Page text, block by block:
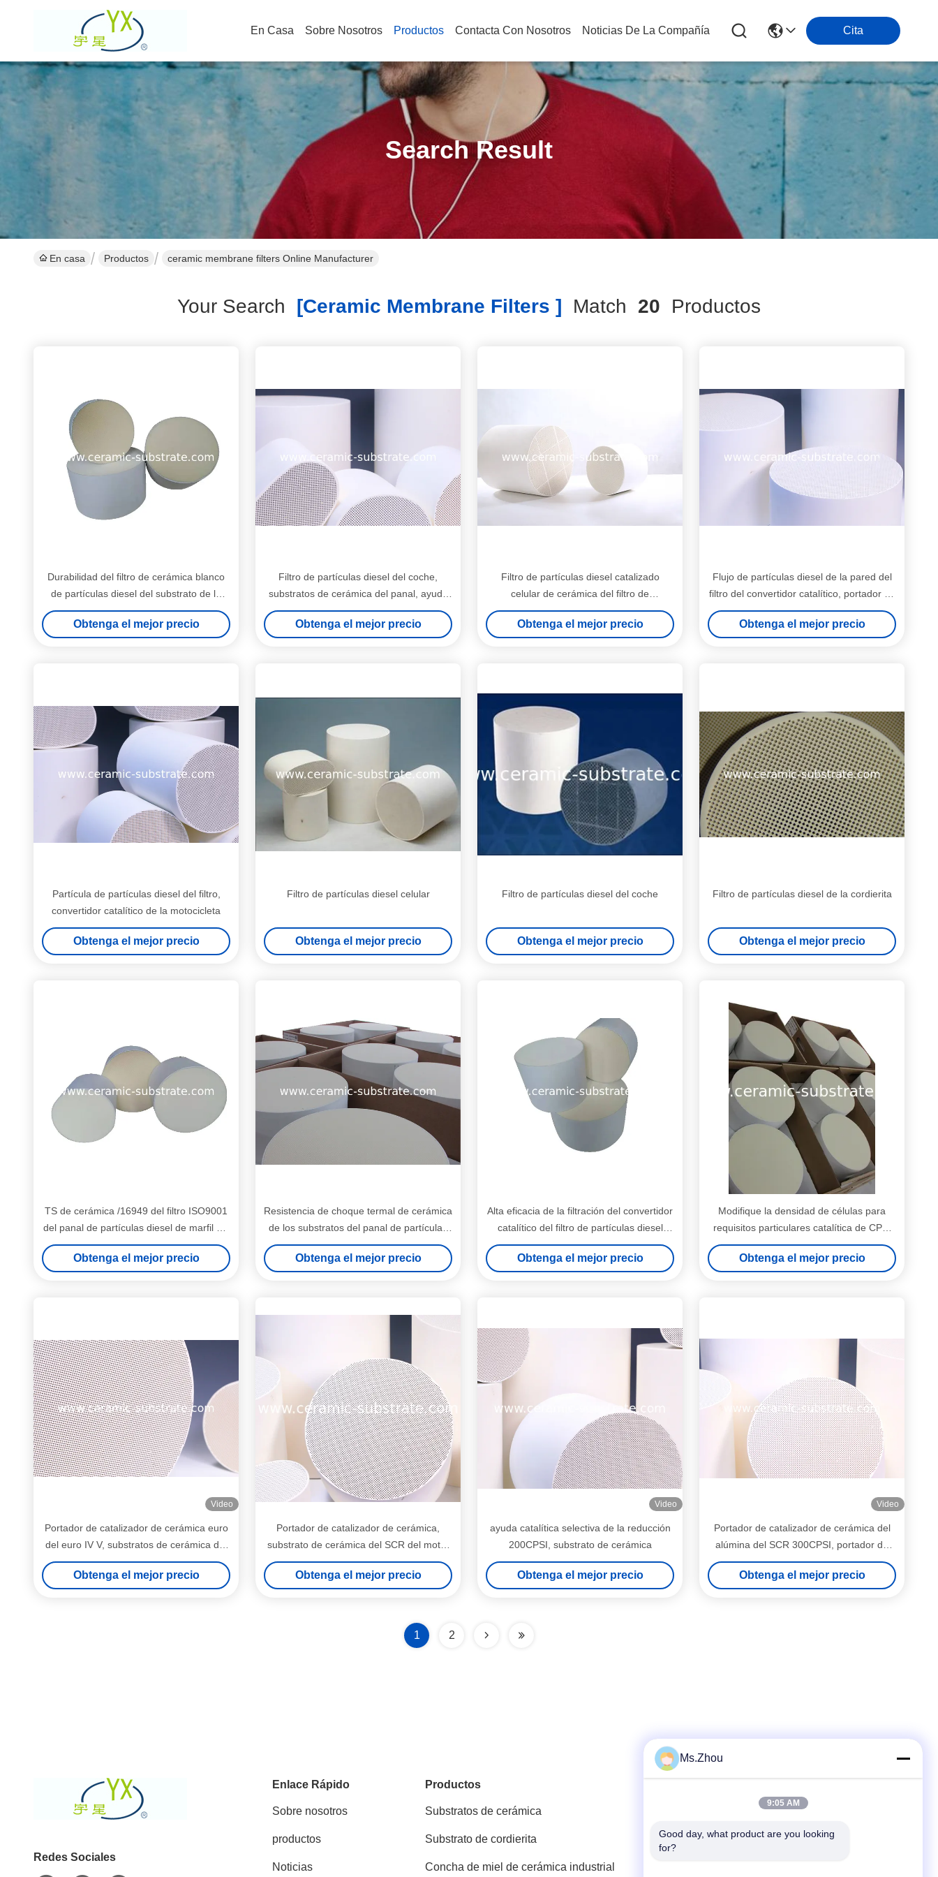
En Casa Sobre Nosotros Productos Contacta Con Nosotros Noticias De La Compañía Cita
Search Result
En casa Productos ceramic membrane filters Online Manufacturer
Your Search [ceramic Membrane Filters ] Match 20 Productos
Durabilidad del filtro de cerámica blanco
de partículas diesel del substrato de la
cordierita alta
Obtenga el mejor precio
Filtro de partículas diesel del coche,
substratos de cerámica del panal, ayuda
de cerámica
Obtenga el mejor precio
Filtro de partículas diesel catalizado
celular de cerámica del filtro de
membrana 100CSI
Obtenga el mejor precio
Flujo de partículas diesel de la pared del
filtro del convertidor catalítico, portador de
cerámica
Obtenga el mejor precio
Partícula de partículas diesel del filtro,
convertidor catalítico de la motocicleta
Obtenga el mejor precio
Filtro de partículas diesel celular
Obtenga el mejor precio
Filtro de partículas diesel del coche
Obtenga el mejor precio
Filtro de partículas diesel de la cordierita
Obtenga el mejor precio
TS de cerámica /16949 del filtro ISO9001
del panal de partículas diesel de marfil del
color
Obtenga el mejor precio
Resistencia de choque termal de cerámica
de los substratos del panal de partículas
diesel del filtro del coche
Obtenga el mejor precio
Alta eficacia de la filtración del convertidor
catalítico del filtro de partículas diesel
redondo del coche
Obtenga el mejor precio
Modifique la densidad de células para
requisitos particulares catalítica de CPSI
de la ayuda 100 - 200 de los substratos
de cerámica
Obtenga el mejor precio
Video
Portador de catalizador de cerámica euro
del euro IV V, substratos de cerámica del
SCR 100CPSI
Obtenga el mejor precio
Portador de catalizador de cerámica,
substrato de cerámica del SCR del motor
diesel 100CPSI
Obtenga el mejor precio
Video
ayuda catalítica selectiva de la reducción
200CPSI, substrato de cerámica
Obtenga el mejor precio
Video
Portador de catalizador de cerámica del
alúmina del SCR 300CPSI, portador de
cerámica del coche
Obtenga el mejor precio
1 2
Redes Sociales
Enlace Rápido
Sobre nosotros
productos
Noticias
Productos
Substratos de cerámica
Substrato de cordierita
Concha de miel de cerámica industrial
86-0510-87189500
Ms.Zhou
9:05 AM
Good day, what product are you looking
for?